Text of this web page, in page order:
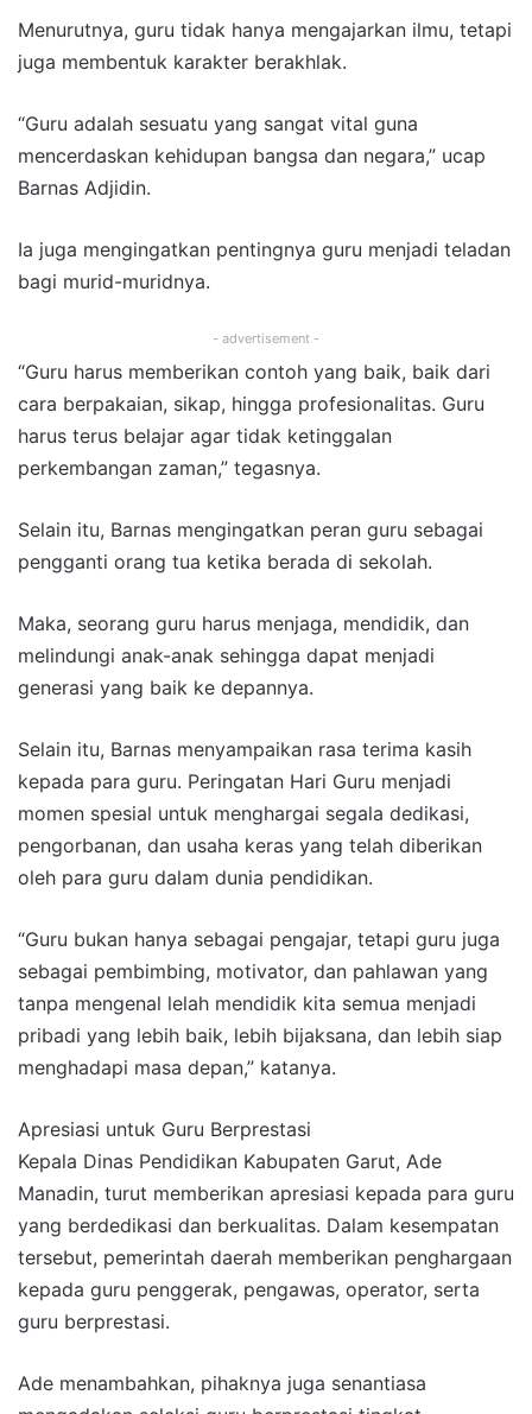
Menurutnya, guru tidak hanya mengajarkan ilmu, tetapi
juga membentuk karakter berakhlak.
“Guru adalah sesuatu yang sangat vital guna
mencerdaskan kehidupan bangsa dan negara,” ucap
Barnas Adjidin.
Ia juga mengingatkan pentingnya guru menjadi teladan
bagi murid-muridnya.
- advertisement -
“Guru harus memberikan contoh yang baik, baik dari
cara berpakaian, sikap, hingga profesionalitas. Guru
harus terus belajar agar tidak ketinggalan
perkembangan zaman,” tegasnya.
Selain itu, Barnas mengingatkan peran guru sebagai
pengganti orang tua ketika berada di sekolah.
Maka, seorang guru harus menjaga, mendidik, dan
melindungi anak-anak sehingga dapat menjadi
generasi yang baik ke depannya.
Selain itu, Barnas menyampaikan rasa terima kasih
kepada para guru. Peringatan Hari Guru menjadi
momen spesial untuk menghargai segala dedikasi,
pengorbanan, dan usaha keras yang telah diberikan
oleh para guru dalam dunia pendidikan.
“Guru bukan hanya sebagai pengajar, tetapi guru juga
sebagai pembimbing, motivator, dan pahlawan yang
tanpa mengenal lelah mendidik kita semua menjadi
pribadi yang lebih baik, lebih bijaksana, dan lebih siap
menghadapi masa depan,” katanya.
Apresiasi untuk Guru Berprestasi
Kepala Dinas Pendidikan Kabupaten Garut, Ade
Manadin, turut memberikan apresiasi kepada para guru
yang berdedikasi dan berkualitas. Dalam kesempatan
tersebut, pemerintah daerah memberikan penghargaan
kepada guru penggerak, pengawas, operator, serta
guru berprestasi.
Ade menambahkan, pihaknya juga senantiasa